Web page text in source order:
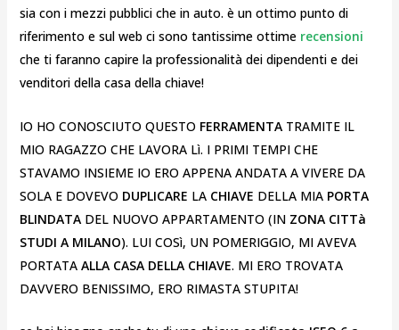
sia con i mezzi pubblici che in auto. è un ottimo punto di
riferimento e sul web ci sono tantissime ottime recensioni
che ti faranno capire la professionalità dei dipendenti e dei
venditori della casa della chiave!
IO HO CONOSCIUTO QUESTO FERRAMENTA TRAMITE IL
MIO RAGAZZO CHE LAVORA Lì. I PRIMI TEMPI CHE
STAVAMO INSIEME IO ERO APPENA ANDATA A VIVERE DA
SOLA E DOVEVO DUPLICARE LA CHIAVE DELLA MIAPORTA
BLINDATADEL NUOVO APPARTAMENTO (IN ZONA CITTà
STUDI A MILANO). LUI COSì, UN POMERIGGIO, MI AVEVA
PORTATA ALLA CASA DELLA CHIAVE. MI ERO TROVATA
DAVVERO BENISSIMO, ERO RIMASTA STUPITA!